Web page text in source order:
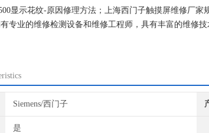
显示花纹-原因修理方法；上海西门子触摸屏维修厂
专业的维修检测设备和维修工程师，具有丰富的维修
Siemens/西门子
是